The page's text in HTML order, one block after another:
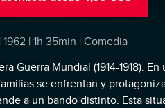
1962 | 1h 35min | Comedia
Guerra Mundial (1914-1918).
se enfrentan y
a un bando distinto. Esta